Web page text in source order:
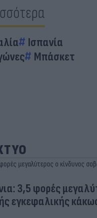
Ισπανία
Μπάσκετ
3,5 φορές
εγκεφαλικής